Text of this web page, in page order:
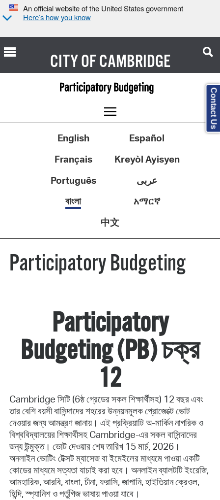
An official website of the United States government
Here’s how you know
CITY OFCAMBRIDGE
English
Español
Français
Kreyòl Ayisyen
Português
عربى
বাংলা
አማርኛ
中文
Participatory Budgeting
Participatory
Budgeting (PB) চক্র
12
Cambridge সিটি (6ষ্ঠ গ্রেডের সকল শিক্ষার্থীসহ) 12 বছর এবং
তার বেশি বয়সী বাসিন্দাদের শহরের উন্নয়নমূলক প্রোজেক্টে ভোট
দেওয়ার জন্য আমন্ত্রণ জানায়। এই প্রক্রিয়াটি অ-মার্কিন নাগরিক ও
বিশ্ববিদ্যালয়ের শিক্ষার্থীসহ Cambridge-এর সকল বাসিন্দাদের
জন্য উন্মুক্ত। ভোট দেওয়ার শেষ তারিখ 15 মার্চ, 2026।
অনলাইন ভোটিং টেক্সট ম্যাসেজ বা ইমেইলের মাধ্যমে পাওয়া একটি
কোডের মাধ্যমে সত্যতা যাচাই করা হবে। অনলাইন ব্যালটটি ইংরেজি,
আমহারিক, আরবি, বাংলা, চীনা, ফরাসি, জাপানি, হাইতিয়ান ক্রেওল,
হিন্দি, স্প্যানিশ ও পর্তুগিজ ভাষায় পাওয়া যাবে।
Contact Us